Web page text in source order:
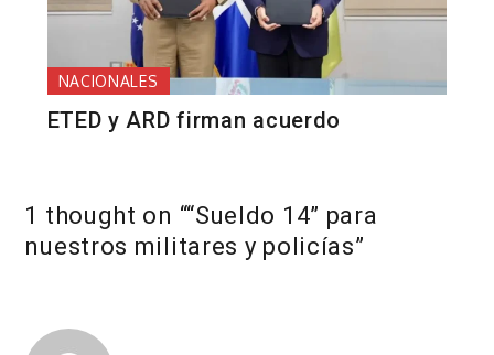
NACIONALES
ETED y ARD firman acuerdo
1 thought on ““Sueldo 14” para
nuestros militares y policías”